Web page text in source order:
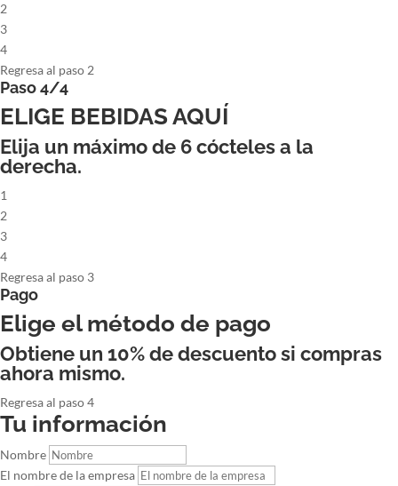
2
3
4
Regresa al paso 2
Paso 4/4
ELIGE BEBIDAS AQUÍ
Elija un máximo de 6cócteles a la
derecha.
1
2
3
4
Regresa al paso 3
Pago
Elige el método de pago
Obtiene un 10% de descuento si compras
ahora mismo.
Regresa al paso 4
Tu información
Nombre
El nombre de la empresa